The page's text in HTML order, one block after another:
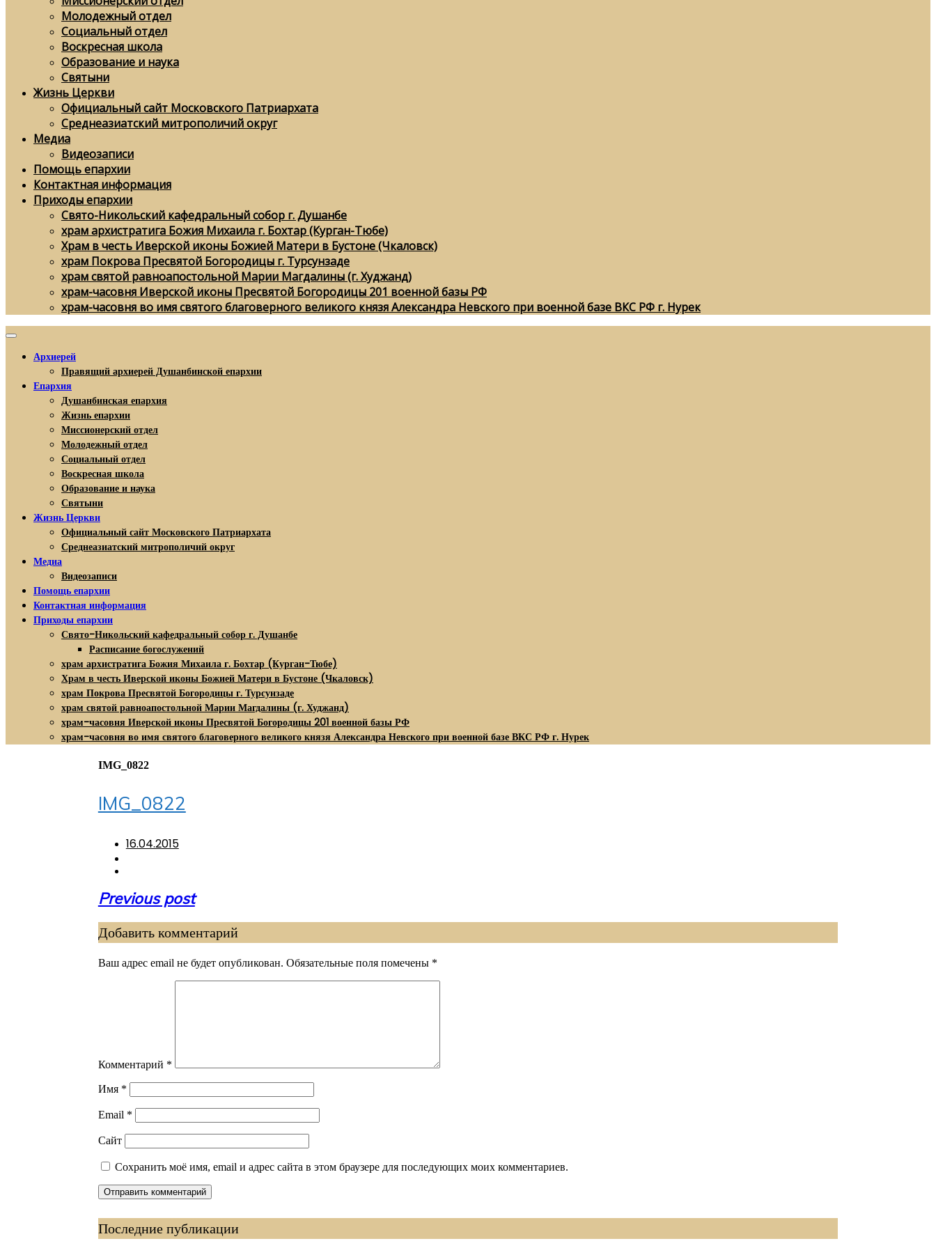
Молодежный отдел
Социальный отдел
Воскресная школа
Образование и наука
Святыни
Жизнь Церкви
Официальный сайт Московского Патриархата
Среднеазиатский митрополичий округ
Медиа
Видеозаписи
Помощь епархии
Контактная информация
Приходы епархии
Свято-Никольский кафедральный собор г. Душанбе
храм архистратига Божия Михаила г. Бохтар (Курган-Тюбе)
Храм в честь Иверской иконы Божией Матери в Бустоне (Чкаловск)
храм Покрова Пресвятой Богородицы г. Турсунзаде
храм святой равноапостольной Марии Магдалины (г. Худжанд)
храм-часовня Иверской иконы Пресвятой Богородицы 201 военной базы РФ
храм-часовня во имя святого благоверного великого князя Александра Невского при военной базе ВКС РФ г. Нурек
Архиерей
Правящий архиерей Душанбинской епархии
Епархия
Душанбинская епархия
Жизнь епархии
Миссионерский отдел
Молодежный отдел
Социальный отдел
Воскресная школа
Образование и наука
Святыни
Жизнь Церкви
Официальный сайт Московского Патриархата
Среднеазиатский митрополичий округ
Медиа
Видеозаписи
Помощь епархии
Контактная информация
Приходы епархии
Свято-Никольский кафедральный собор г. Душанбе
Расписание богослужений
храм архистратига Божия Михаила г. Бохтар (Курган-Тюбе)
Храм в честь Иверской иконы Божией Матери в Бустоне (Чкаловск)
храм Покрова Пресвятой Богородицы г. Турсунзаде
храм святой равноапостольной Марии Магдалины (г. Худжанд)
храм-часовня Иверской иконы Пресвятой Богородицы 201 военной базы РФ
храм-часовня во имя святого благоверного великого князя Александра Невского при военной базе ВКС РФ г. Нурек
IMG_0822
IMG_0822
16.04.2015
Навигация
записям
Previous post
Добавить комментарий
Ваш адрес email не будет опубликован. Обязательные поля помечены *
Комментарий *
Имя *
Email *
Сайт
Сохранить моё имя, email и адрес сайта в этом браузере для последующих моих комментариев.
Последние публикации